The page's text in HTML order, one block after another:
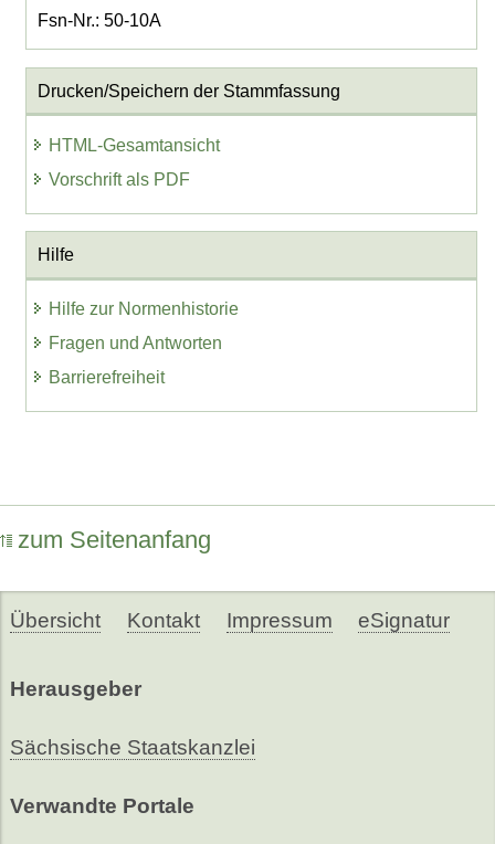
Fsn-Nr.: 50-10A
Drucken/Speichern der Stammfassung
HTML-Gesamtansicht
Vorschrift als PDF
Hilfe
Hilfe zur Normenhistorie
Fragen und Antworten
Barrierefreiheit
zum Seitenanfang
Übersicht Kontakt Impressum eSignatur
Herausgeber
Sächsische Staatskanzlei
Verwandte Portale